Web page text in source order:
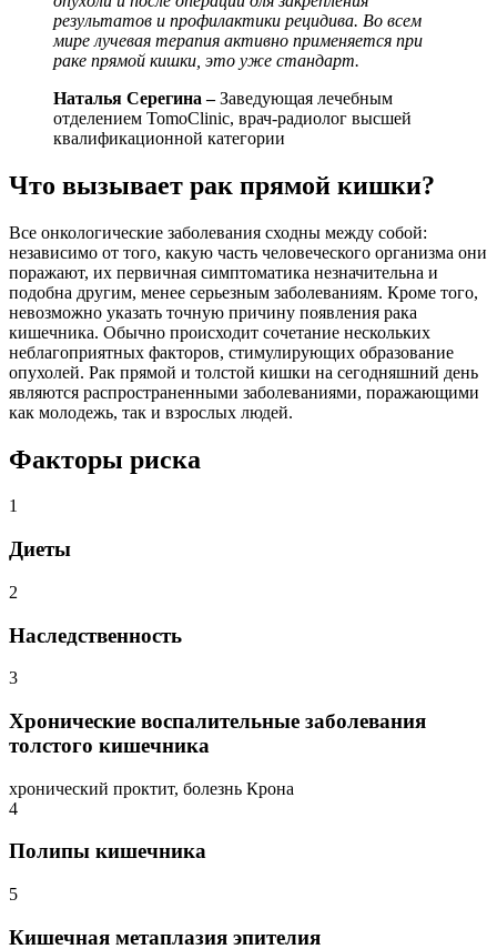
результатов и профилактики рецидива. Во всем
мире лучевая терапия активно применяется при
раке прямой кишки, это уже стандарт.
Наталья Серегина –Заведующая лечебным
отделением TomoClinic, врач-радиолог высшей
квалификационной категории
Что вызывает рак прямой кишки?
Все онкологические заболевания сходны между собой:
независимо от того, какую часть человеческого организма они
поражают, их первичная симптоматика незначительна и
подобна другим, менее серьезным заболеваниям. Кроме того,
невозможно указать точную причину появления рака
кишечника. Обычно происходит сочетание нескольких
неблагоприятных факторов, стимулирующих образование
опухолей. Рак прямой и толстой кишки на сегодняшний день
являются распространенными заболеваниями, поражающими
как молодежь, так и взрослых людей.
Факторы риска
1
Диеты
2
Наследственность
3
Хронические воспалительные заболевания
толстого кишечника
хронический проктит, болезнь Крона
4
Полипы кишечника
5
Кишечная метаплазия эпителия